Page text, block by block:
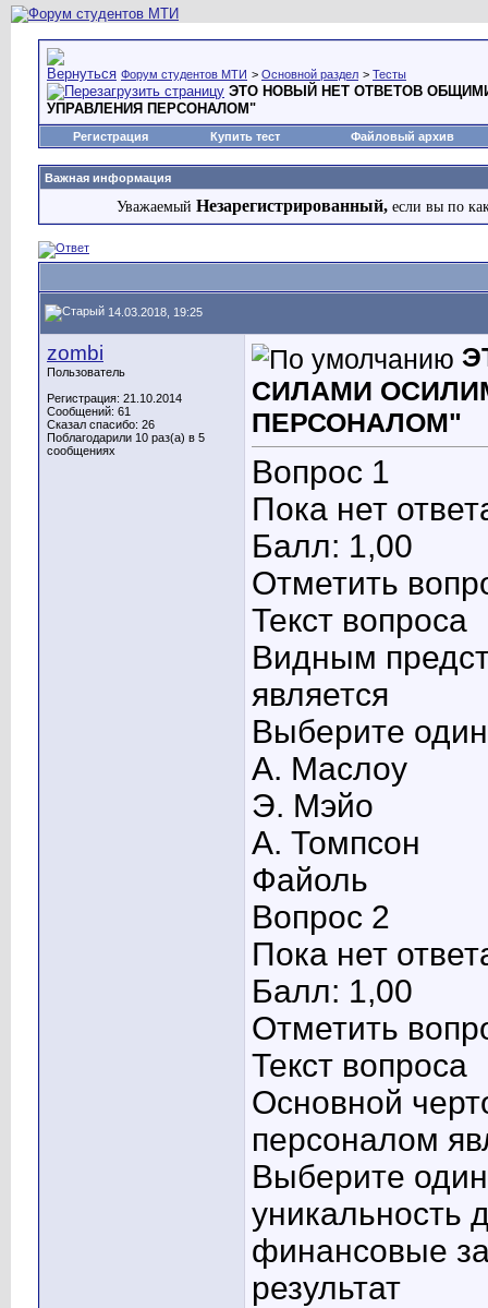
Форум студентов МТИ > Основной раздел > Тесты
ЭТО НОВЫЙ НЕТ ОТВЕТОВ
УПРАВЛЕНИЯ ПЕРСОНАЛОМ"
Регистрация Купить тест Файловый архив
Важная информация
Уважаемый Незарегистрированный, если вы по
14.03.2018, 19:25
zombi
Пользователь
Регистрация: 21.10.2014
Сообщений: 61
Сказал спасибо: 26
Поблагодарили 10 раз(а) в 5
сообщениях
СИЛАМИ
ПЕРСОНАЛОМ"
Вопрос 1
Пока нет
Балл: 1,00
Отметить
Текст вопроса
Видным
является
Выберите
А. Маслоу
Э. Мэйо
А. Томпсон
Файоль
Вопрос 2
Пока нет
Балл: 1,00
Отметить
Текст вопроса
Основной
персоналом
Выберите
уникальность
финансовые
результат